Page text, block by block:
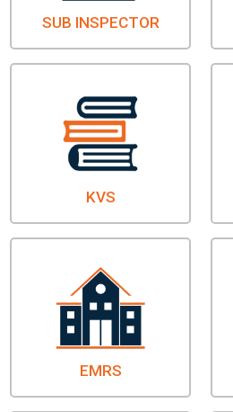
SUB INSPECTOR
KVS
EMRS